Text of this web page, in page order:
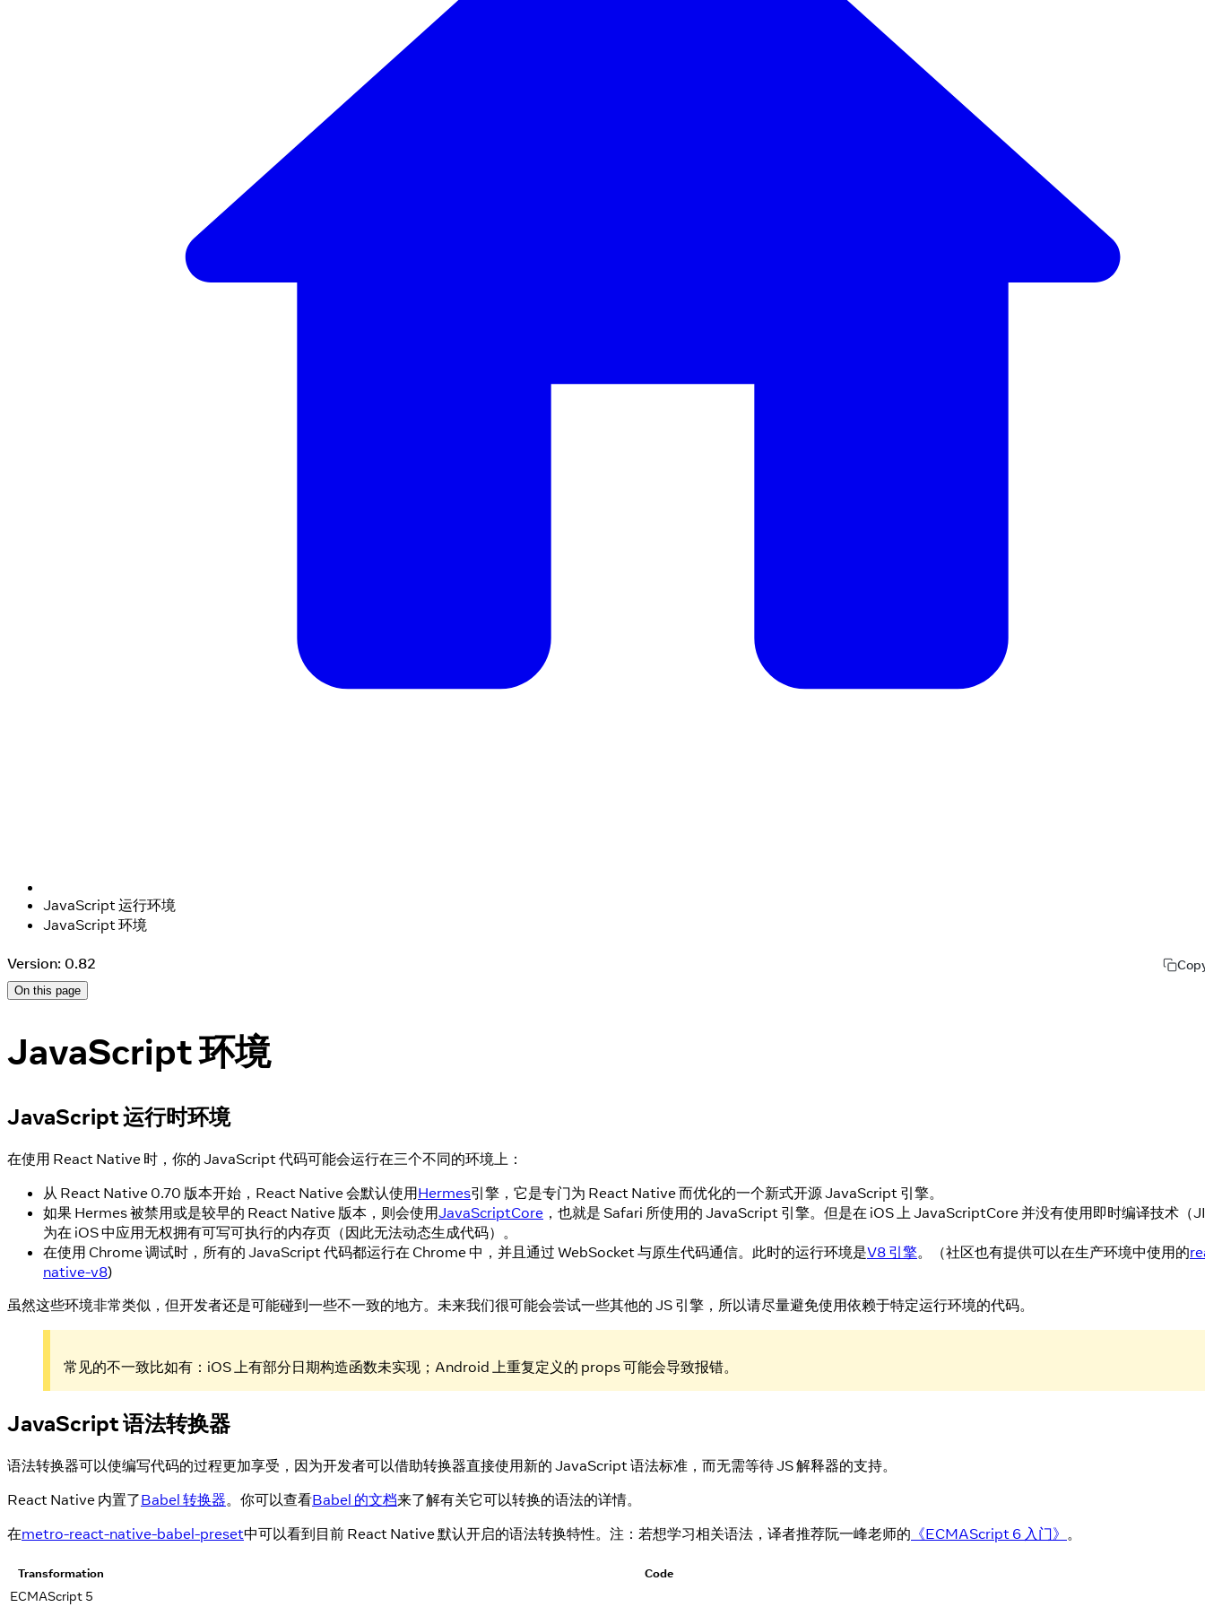
JavaScript 运行环境
JavaScript 环境
Version: 0.82
On this page
JavaScript 环境
JavaScript 运行时环境
在使用 React Native 时，你的 JavaScript 代码可能会运行在三个不同的环境上：
从 React Native 0.70 版本开始，React Native 会默认使用Hermes引擎，它是专门为 React Native 而优化的一个新式开源 JavaScript 引擎。
如果 Hermes 被禁用或是较早的 React Native 版本，则会使用JavaScriptCore ，也就是 Safari 所使用的 JavaScript 引擎。但是在 iOS 上 JavaScriptCore 并没有使用即时编译技术（
为在 iOS 中应用无权拥有可写可执行的内存页（因此无法动态生成代码）。
在使用 Chrome 调试时，所有的 JavaScript 代码都运行在 Chrome 中，并且通过 WebSocket 与原生代码通信。此时的运行环境是V8 引擎。（社区也有提供可以在生产环境中使用的
native-v8)
虽然这些环境非常类似，但开发者还是可能碰到一些不一致的地方。未来我们很可能会尝试一些其他的 JS 引擎，所以请尽量避免使用依赖于特定运行环境的代码。
常见的不一致比如有：iOS 上有部分日期构造函数未实现；Android 上重复定义的 props 可能会导致报错。
JavaScript 语法转换器
语法转换器可以使编写代码的过程更加享受，因为开发者可以借助转换器直接使用新的 JavaScript 语法标准，而无需等待 JS 解释器的支持。
React Native 内置了Babel 转换器。你可以查看Babel 的文档来了解有关它可以转换的语法的详情。
在metro-react-native-babel-preset中可以看到目前 React Native 默认开启的语法转换特性。注：若想学习相关语法，译者推荐阮一峰老师的 《ECMAScript 6 入门》 。
Transformation Code
ECMAScript 5